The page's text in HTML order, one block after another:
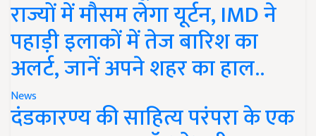
राज्यों में मौसम लेगा यूर्टन, IMD ने
पहाड़ी इलाकों में तेज बारिश का
अलर्ट, जानें अपने शहर का हाल..
News
दंडकारण्य की साहित्य परंपरा के एक